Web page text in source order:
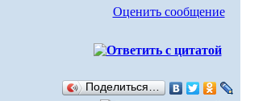
Оценить сообщение
Поделиться…